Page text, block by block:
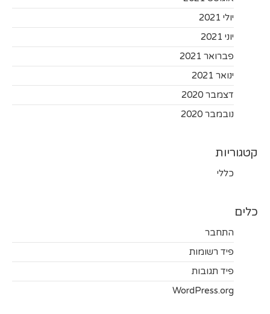
יולי 2021
יוני 2021
פברואר 2021
ינואר 2021
דצמבר 2020
נובמבר 2020
קטגוריות
כללי
כלים
התחבר
פיד רשומות
פיד תגובות
WordPress.org